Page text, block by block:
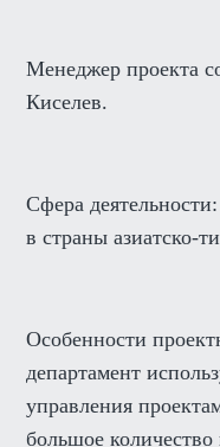
Менеджер проекта
Киселев.
Сфера деятельности:
в страны азиатско-
Особенности
департамент
управления
большое